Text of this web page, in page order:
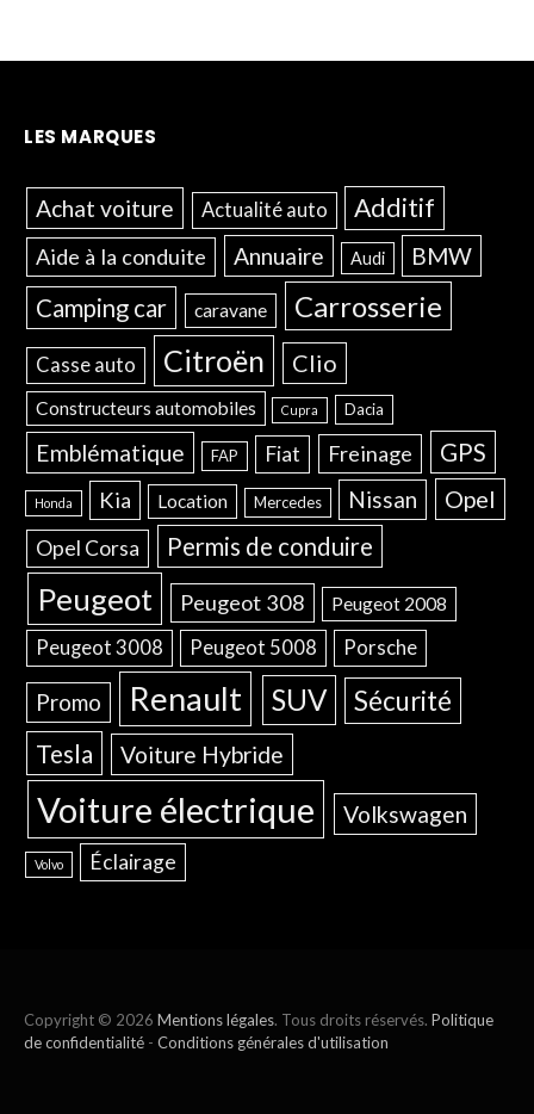
LES MARQUES
Achat voiture Actualité auto Additif
Aide à la conduite Annuaire Audi BMW
Camping car caravane Carrosserie
Casse auto Citroën Clio
Constructeurs automobiles Cupra Dacia
Emblématique FAP Fiat Freinage GPS
Honda Kia Location Mercedes Nissan Opel
Opel Corsa Permis de conduire
Peugeot Peugeot 308 Peugeot 2008
Peugeot 3008 Peugeot 5008 Porsche
Promo Renault SUV Sécurité
Tesla Voiture Hybride
Voiture électrique Volkswagen
Volvo Éclairage
Copyright © 2026 Mentions légales. Tous droits réservés. Politique
de confidentialité - Conditions générales d'utilisation